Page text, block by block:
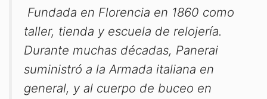
Fundada en Florencia en 1860 como
taller, tienda y escuela de relojería.
Durante muchas décadas, Panerai
suministró a la Armada italiana en
general, y al cuerpo de buceo en